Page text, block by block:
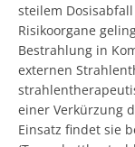
steilem
Risikoorgane
Bestrahlung in
externen
einer Verkürzung
Einsatz findet sie